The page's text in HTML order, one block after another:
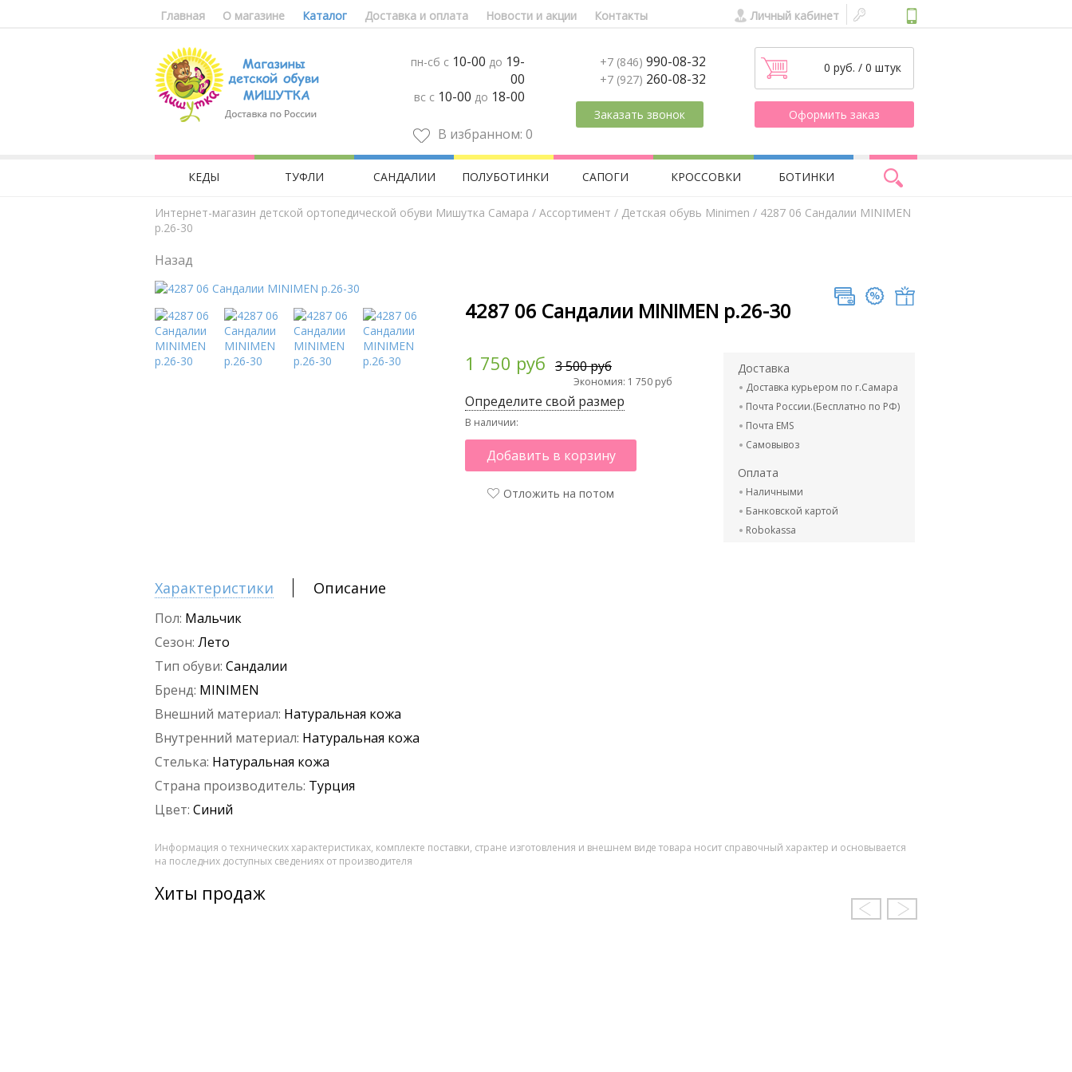
Главная О магазине Каталог Доставка и оплата Новости и акции Контакты Личный кабинет
пн-сб с 10-00 до 19-
00
вс с 10-00 до 18-00
В избранном: 0
+7 (846) 990-08-32
+7 (927) 260-08-32
Заказать звонок
0 руб. / 0 штук
Оформить заказ
КЕДЫ ТУФЛИ САНДАЛИИ ПОЛУБОТИНКИ САПОГИ КРОССОВКИ БОТИНКИ
Интернет-магазин детской ортопедической обуви Мишутка Самара / Aссортимент / Детская обувь Minimen / 4287 06 Сандалии MINIMEN
р.26-30
Назад
4287 06 Сандалии MINIMEN р.26-30
1 750 руб 3 500 руб
Экономия: 1 750 руб
Определите свой размер
В наличии:
Добавить в корзину
Отложить на потом
Доставка
Доставка курьером по г.Самара
Почта России.(Бесплатно по РФ)
Почта EMS
Самовывоз
Оплата
Наличными
Банковской картой
Robokassa
Характеристики Описание
Пол: Мальчик
Сезон: Лето
Тип обуви: Сандалии
Бренд: MINIMEN
Внешний материал: Натуральная кожа
Внутренний материал: Натуральная кожа
Стелька: Натуральная кожа
Страна производитель: Турция
Цвет: Синий
Информация о технических характеристиках, комплекте поставки, стране изготовления и внешнем виде товара носит справочный характер и основывается
на последних доступных сведениях от производителя
Хиты продаж